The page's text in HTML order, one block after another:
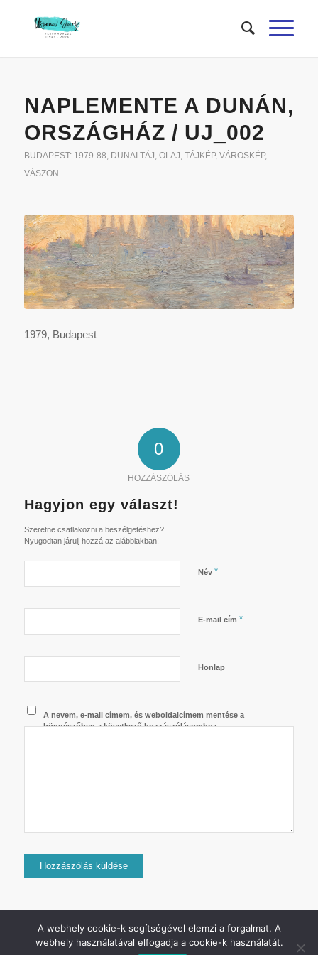
NAPLEMENTE A DUNÁN,
ORSZÁGHÁZ / UJ_002
BUDAPEST: 1979-88, DUNAI TÁJ, OLAJ, TÁJKÉP, VÁROSKÉP,
VÁSZON
1979, Budapest
0
HOZZÁSZÓLÁS
Hagyjon egy választ!
Szeretne csatlakozni a beszélgetéshez?
Nyugodtan járulj hozzá az alábbiakban!
Név *
E-mail cím *
Honlap
A nevem, e-mail címem, és weboldalcímem mentése a
böngészőben a következő hozzászólásomhoz.
2024 © Copyright - Jurij Uszanov - Minden jog fenntartva.
A webhely cookie-k segítségével elemzi a forgalmat. A
webhely használatával elfogadja a cookie-k használatát.